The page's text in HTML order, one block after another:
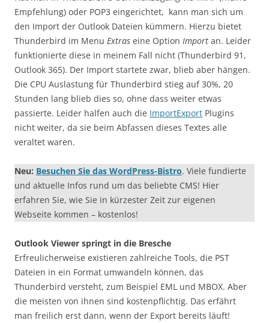
Empfehlung) oder POP3 eingerichtet, kann man sich um
den Import der Outlook Dateien kümmern. Hierzu bietet
Thunderbird im Menu Extras eine Option Import an. Leider
funktionierte diese in meinem Fall nicht (Thunderbird 91,
Outlook 365). Der Import startete zwar, blieb aber hängen.
Die CPU Auslastung für Thunderbird stieg auf 30%, 20
Stunden lang blieb dies so, ohne dass weiter etwas
passierte. Leider halfen auch die ImportExport Plugins
nicht weiter, da sie beim Abfassen dieses Textes alle
veraltet waren.
Neu: Besuchen Sie das WordPress-Bistro. Viele fundierte
und aktuelle Infos rund um das beliebte CMS! Hier
erfahren Sie, wie Sie in kürzester Zeit zur eigenen
Webseite kommen – kostenlos!
Outlook Viewer springt in die Bresche
Erfreulicherweise existieren zahlreiche Tools, die PST
Dateien in ein Format umwandeln können, das
Thunderbird versteht, zum Beispiel EML und MBOX. Aber
die meisten von ihnen sind kostenpflichtig. Das erfährt
man freilich erst dann, wenn der Export bereits läuft!